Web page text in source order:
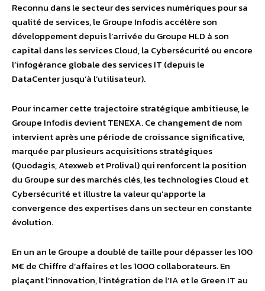
Reconnu dans le secteur des services numériques pour sa
qualité de services, le Groupe Infodis accélère son
développement depuis l’arrivée du Groupe HLD à son
capital dans les services Cloud, la Cybersécurité ou encore
l’infogérance globale des services IT (depuis le
DataCenter jusqu’à l’utilisateur).
Pour incarner cette trajectoire stratégique ambitieuse, le
Groupe Infodis devient TENEXA. Ce changement de nom
intervient après une période de croissance significative,
marquée par plusieurs acquisitions stratégiques
(Quodagis, Atexweb et Prolival) qui renforcent la position
du Groupe sur des marchés clés, les technologies Cloud et
Cybersécurité et illustre la valeur qu’apporte la
convergence des expertises dans un secteur en constante
évolution.
En un an le Groupe a doublé de taille pour dépasser les 100
M€ de Chiffre d’affaires et les 1000 collaborateurs. En
plaçant l’innovation, l’intégration de l’IA et le Green IT au